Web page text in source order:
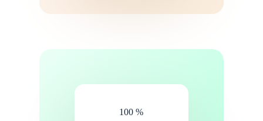
100 %​